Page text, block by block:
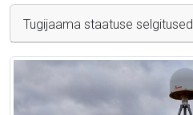
Tugijaama staatuse selgitused